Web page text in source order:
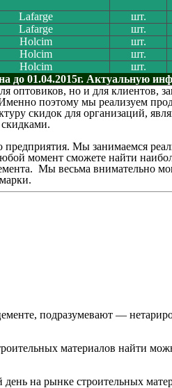
Lafarge шт.
Lafarge шт.
Holcim шт.
Holcim шт.
Holcim шт.
до 01.04.2015г. Актуальную
оптовиков, но и для
поэтому мы реализуем
скидок для организаций,
Мы занимаемся
момент сможете найти
Мы весьма внимательно
подразумевают —
материалов найти
на рынке строительных